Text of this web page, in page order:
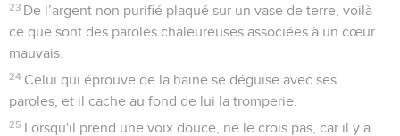
23 De l’argent non purifié plaqué sur un vase de terre, voilà
ce que sont des paroles chaleureuses associées à un cœur
mauvais.
24 Celui qui éprouve de la haine se déguise avec ses
paroles, et il cache au fond de lui la tromperie.
25 Lorsqu'il prend une voix douce, ne le crois pas, car il y a